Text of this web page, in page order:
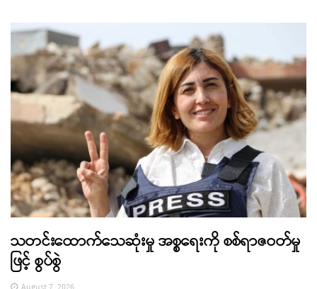
သတင်းထောက်သေဆုံးမှု အစ္စရေးကို စစ်ရာဇဝတ်မှု
ဖြင့် စွပ်စွဲ